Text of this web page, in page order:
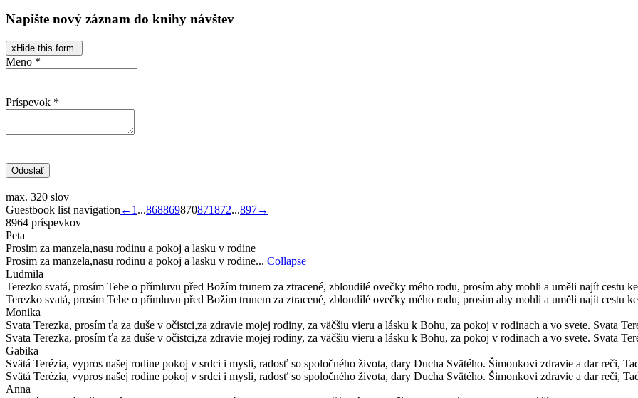
Napište nový záznam do knihy návštev
xHide this form.
Meno *
Príspevok *
max. 320 slov
Guestbook list navigation ← 1 ...868869870871872...897→
8964 príspevkov
Peta
Prosim za manzela,nasu rodinu a pokoj a lasku v rodine
Prosim za manzela,nasu rodinu a pokoj a lasku v rodine... Collapse
Ludmila
Terezko svatá, prosím Tebe o přímluvu před Božím trunem za ztracené, zbloudilé ovečky mého rodu, prosím aby mohli a uměli najít cestu
Terezko svatá, prosím Tebe o přímluvu před Božím trunem za ztracené, zbloudilé ovečky mého rodu, prosím aby mohli a uměli najít cestu
Monika
Svata Terezka, prosím ťa za duše v očistci,za zdravie mojej rodiny, za väčšiu vieru a lásku k Bohu, za pokoj v rodinach a vo svete. Svata
Svata Terezka, prosím ťa za duše v očistci,za zdravie mojej rodiny, za väčšiu vieru a lásku k Bohu, za pokoj v rodinach a vo svete. Svata
Gabika
Svätá Terézia, vypros našej rodine pokoj v srdci i mysli, radosť so spoločného života, dary Ducha Svätého. Šimonkovi zdravie a dar reči,
Svätá Terézia, vypros našej rodine pokoj v srdci i mysli, radosť so spoločného života, dary Ducha Svätého. Šimonkovi zdravie a dar reči,
Anna